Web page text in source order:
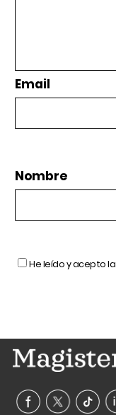
Email
Nombre
He leído y acepto la